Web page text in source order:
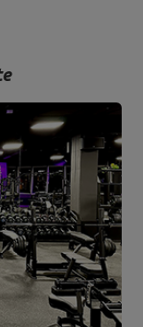
Hier befinden
Lagerhallen. Von
und der Kontakt
werden auch unsere
geschickt.
und das ist